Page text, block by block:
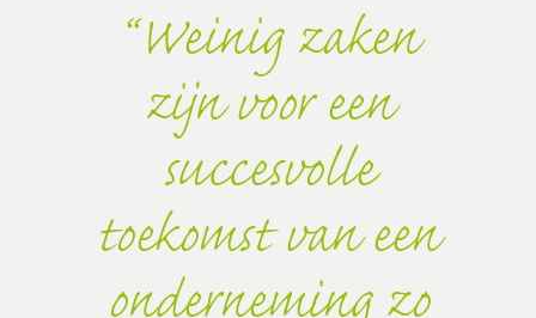
Weinig zaken
zijn voor een
succesvolle
toekomst van een